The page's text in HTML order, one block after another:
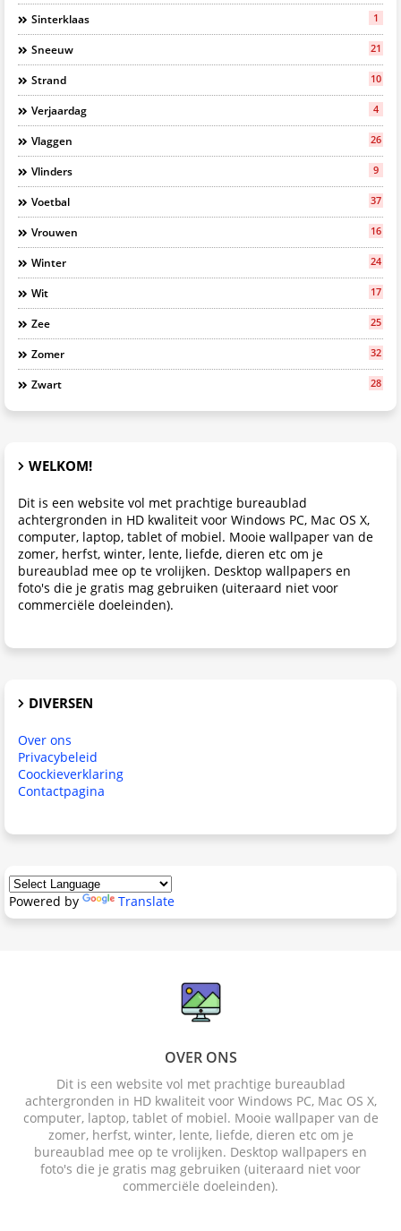
Sinterklaas 1
Sneeuw 21
Strand 10
Verjaardag 4
Vlaggen 26
Vlinders 9
Voetbal 37
Vrouwen 16
Winter 24
Wit 17
Zee 25
Zomer 32
Zwart 28
WELKOM!
Dit is een website vol met prachtige bureaublad
achtergronden in HD kwaliteit voor Windows PC, Mac OS X,
computer, laptop, tablet of mobiel. Mooie wallpaper van de
zomer, herfst, winter, lente, liefde, dieren etc om je
bureaublad mee op te vrolijken. Desktop wallpapers en
foto's die je gratis mag gebruiken (uiteraard niet voor
commerciële doeleinden).
DIVERSEN
Over ons
Privacybeleid
Coockieverklaring
Contactpagina
Powered by Translate
OVER ONS
Dit is een website vol met prachtige bureaublad
achtergronden in HD kwaliteit voor Windows PC, Mac OS X,
computer, laptop, tablet of mobiel. Mooie wallpaper van de
zomer, herfst, winter, lente, liefde, dieren etc om je
bureaublad mee op te vrolijken. Desktop wallpapers en
foto's die je gratis mag gebruiken (uiteraard niet voor
commerciële doeleinden).